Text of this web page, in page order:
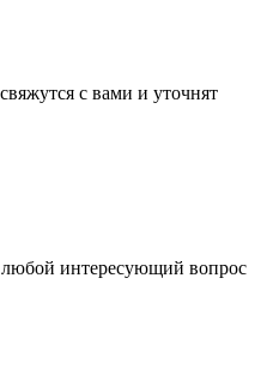
с вами и уточнят
интересующий вопрос